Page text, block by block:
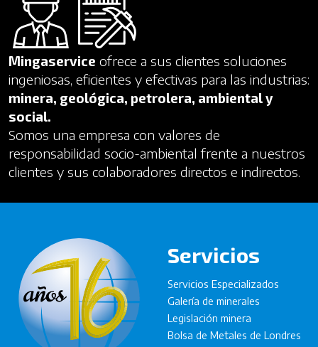
Mingaservice ofrece a sus clientes soluciones
ingeniosas, eficientes y efectivas para las industrias:
minera, geológica, petrolera, ambiental y
social.
Somos una empresa con valores de
responsabilidad socio-ambiental frente a nuestros
clientes y sus colaboradores directos e indirectos.
Servicios
Servicios Especializados
Galería de minerales
Legislación minera
Bolsa de Metales de Londres